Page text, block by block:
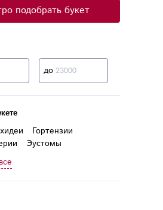
подобрать букет
до
Гортензии
Эустомы